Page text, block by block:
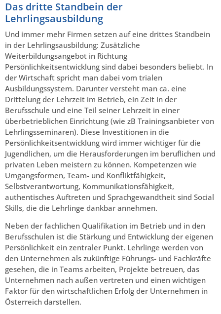
Das dritte Standbein der
Lehrlingsausbildung
Und immer mehr Firmen setzen auf eine drittes Standbein
in der Lehrlingsausbildung: Zusätzliche
Weiterbildungsangebot in Richtung
Persönlichkeitsentwicklung sind dabei besonders beliebt. In
der Wirtschaft spricht man dabei vom trialen
Ausbildungssystem. Darunter versteht man ca. eine
Drittelung der Lehrzeit im Betrieb, ein Zeit in der
Berufsschule und eine Teil seiner Lehrzeit in einer
überbetrieblichen Einrichtung (wie zB Trainingsanbieter von
Lehrlingsseminaren). Diese Investitionen in die
Persönlichkeitsentwicklung wird immer wichtiger für die
Jugendlichen, um die Herausforderungen im beruflichen und
privaten Leben meistern zu können. Kompetenzen wie
Umgangsformen, Team- und Konfliktfähigkeit,
Selbstverantwortung, Kommunikationsfähigkeit,
authentisches Auftreten und Sprachgewandtheit sind Social
Skills, die die Lehrlinge dankbar annehmen.
Neben der fachlichen Qualifikation im Betrieb und in den
Berufsschulen ist die Stärkung und Entwicklung der eigenen
Persönlichkeit ein zentraler Punkt. Lehrlinge werden von
den Unternehmen als zukünftige Führungs- und Fachkräfte
gesehen, die in Teams arbeiten, Projekte betreuen, das
Unternehmen nach außen vertreten und einen wichtigen
Faktor für den wirtschaftlichen Erfolg der Unternehmen in
Österreich darstellen.